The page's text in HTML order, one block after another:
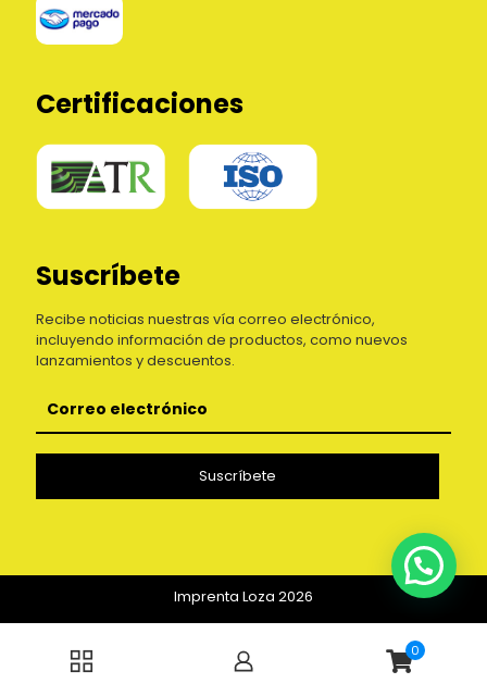
Certificaciones
Suscríbete
Recibe noticias nuestras vía correo electrónico,
incluyendo información de productos, como nuevos
lanzamientos y descuentos.
Imprenta Loza 2026
0